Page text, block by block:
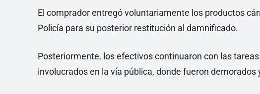
El comprador entregó voluntariamente los productos
Policía para su posterior restitución al damnificado.
Posteriormente, los efectivos continuaron con las
involucrados en la vía pública, donde fueron